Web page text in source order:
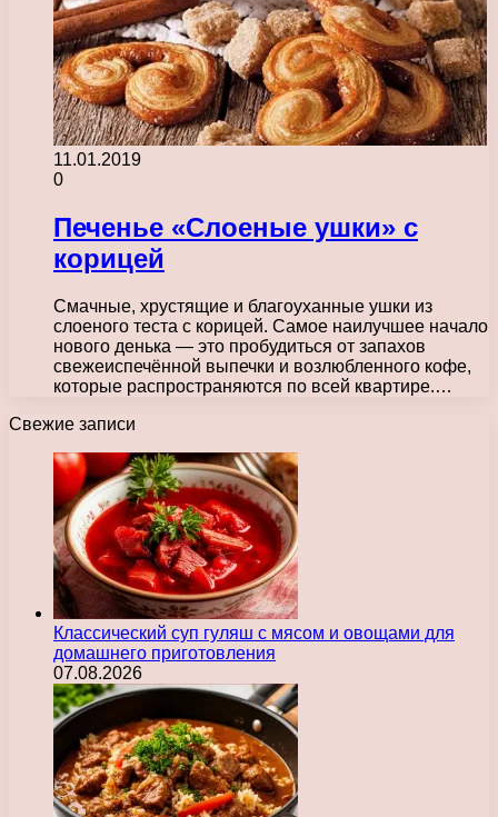
11.01.2019
0
Печенье «Слоеные ушки» с
корицей
Смачные, хрустящие и благоуханные ушки из
слоеного теста с корицей. Самое наилучшее начало
нового денька — это пробудиться от запахов
свежеиспечённой выпечки и возлюбленного кофе,
которые распространяются по всей квартире.…
Свежие записи
Классический суп гуляш с мясом и овощами для
домашнего приготовления
07.08.2026